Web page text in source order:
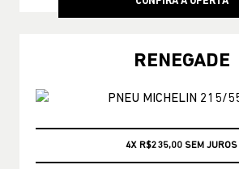
RENEGADE
CONSULTE CONDIÇÕES